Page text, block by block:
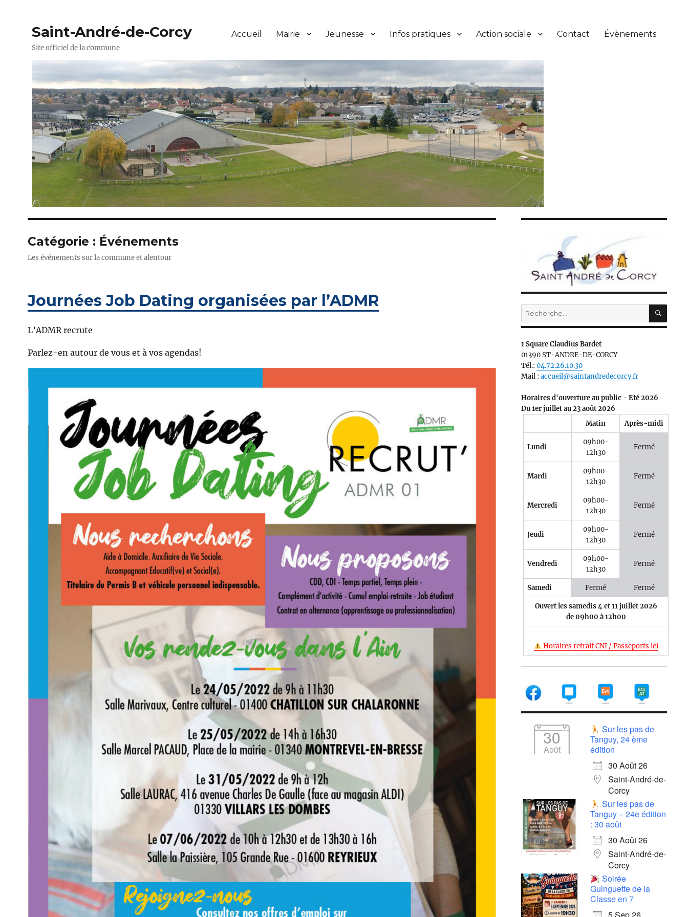
Saint-André-de-Corcy
Site officiel de la commune
Accueil Mairie Jeunesse Infos pratiques Action sociale Contact Évènements
Catégorie : Événements
Les événements sur la commune et alentour
Journées Job Dating organisées par l’ADMR
L’ADMR recrute
Parlez-en autour de vous et à vos agendas!
Recherche
pour :
1 Square Claudius Bardet
01390 ST-ANDRE-DE-CORCY
Tél.:04.72.26.10.30
Mail :accueil@saintandredecorcy.fr
Horaires d'ouverture au public - Eté 2026
Du 1er juillet au 23 août 2026
Matin
Après-midi
Lundi
09h00-
12h30
Fermé
Mardi
09h00-
12h30
Fermé
Mercredi
09h00-
12h30
Fermé
Jeudi
09h00-
12h30
Fermé
Vendredi
09h00-
12h30
Fermé
Samedi Fermé Fermé
Ouvert les samedis 4 et 11 juillet 2026
de 09h00 à 12h00
Horaires retrait CNI / Passeports ici
30
Août
Sur les pas de
Tanguy, 24 ème
édition
30 Août 26
Saint-André-de-
Corcy
Sur les pas de
Tanguy – 24e édition
: 30 août
30 Août 26
Saint-André-de-
Corcy
Soirée
Guinguette de la
Classe en 7